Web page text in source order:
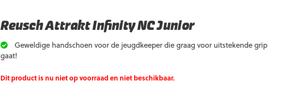
Reusch Attrakt Infinity NC Junior
Geweldige handschoen voor de jeugdkeeper die graag voor uitstekende grip
gaat!
Dit product is nu niet op voorraad en niet beschikbaar.